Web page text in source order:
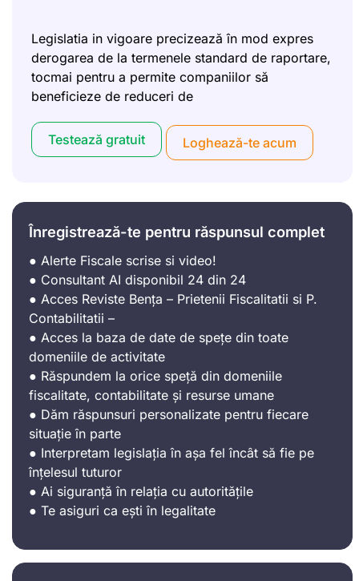
Legislatia in vigoare precizează în mod expres
derogarea de la termenele standard de raportare,
tocmai pentru a permite companiilor să
beneficieze de reduceri de
Testează gratuit Loghează-te acum
Înregistrează-te pentru răspunsul complet
● Alerte Fiscale scrise si video!
● Consultant AI disponibil 24 din 24
● Acces Reviste Bența – Prietenii Fiscalitatii si P.
Contabilitatii –
● Acces la baza de date de spețe din toate
domeniile de activitate
● Răspundem la orice speță din domeniile
fiscalitate, contabilitate și resurse umane
● Dăm răspunsuri personalizate pentru fiecare
situație în parte
● Interpretam legislația în așa fel încât să fie pe
înțelesul tuturor
● Ai siguranță în relația cu autoritățile
● Te asiguri ca ești în legalitate